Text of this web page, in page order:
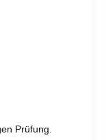
Prüfung.